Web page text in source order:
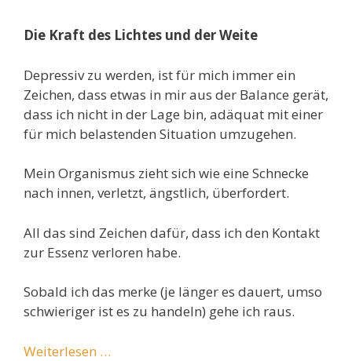
Die Kraft des Lichtes und der Weite
Depressiv zu werden, ist für mich immer ein
Zeichen, dass etwas in mir aus der Balance gerät,
dass ich nicht in der Lage bin, adäquat mit einer
für mich belastenden Situation umzugehen.
Mein Organismus zieht sich wie eine Schnecke
nach innen, verletzt, ängstlich, überfordert.
All das sind Zeichen dafür, dass ich den Kontakt
zur Essenz verloren habe.
Sobald ich das merke (je länger es dauert, umso
schwieriger ist es zu handeln) gehe ich raus.
Weiterlesen …